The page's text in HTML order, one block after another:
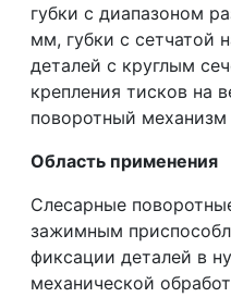
губки с диапазоном
мм, губки с сетчатой
деталей с круглым
крепления тисков на
поворотный
Область применения
Слесарные
зажимным
фиксации деталей в
механической